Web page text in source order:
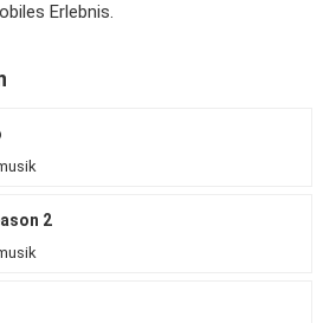
Erlebnis.
2